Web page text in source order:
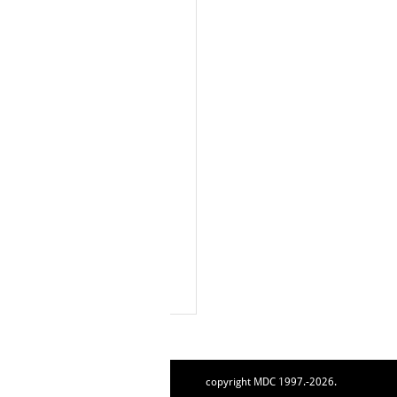
copyright MDC 1997.-2026.